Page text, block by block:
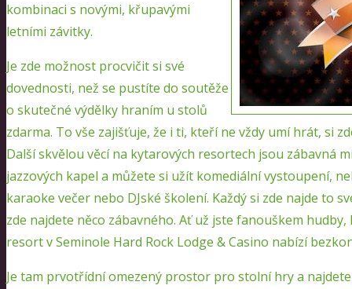
kombinaci s novými, křupavými
letními závitky.
Je zde možnost procvičit si své
dovednosti, než se pustíte do soutěže
o skutečné výdělky hraním u stolů
zdarma. To vše zajišťuje, že i ti, kteří ne vždy umí hrát, si
Další skvělou věcí na kytarových resortech jsou zábavná
jazzových kapel a můžete si užít komediální vystoupení,
karaoke večer nebo DJské školení. Každý si zde najde to
zde najdete něco zábavného. Ať už jste fanouškem
resort v Seminole Hard Rock Lodge & Casino nabízí
Je tam prvotřídní omezený prostor pro stolní hry a